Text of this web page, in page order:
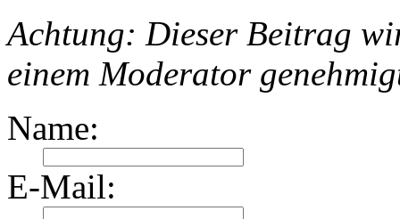
Achtung: Dieser Beitrag
einem Moderator
Name:
E-Mail: